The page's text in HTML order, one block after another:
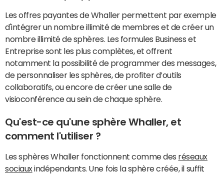
Les offres payantes de Whaller permettent par exemple
d'intégrer un nombre illimité de membres et de créer un
nombre illimité de sphères. Les formules Business et
Entreprise sont les plus complètes, et offrent
notamment la possibilité de programmer des messages,
de personnaliser les sphères, de profiter d’outils
collaboratifs, ou encore de créer une salle de
visioconférence au sein de chaque sphère.
Qu'est-ce qu'une sphère Whaller, et
comment l'utiliser ?
Les sphères Whaller fonctionnent comme des réseaux
sociauxindépendants. Une fois la sphère créée, il suffit